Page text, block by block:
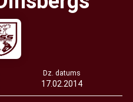
Dz. datums
17.02.2014